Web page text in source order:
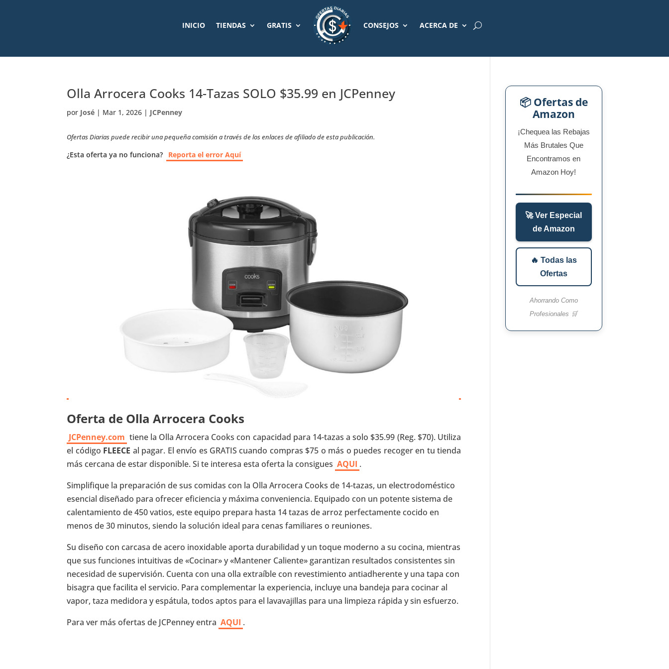
INICIO TIENDAS GRATIS CONSEJOS ACERCA DE
Olla Arrocera Cooks 14-Tazas SOLO $35.99 en JCPenney
por José | Mar 1, 2026 | JCPenney
Ofertas Diarias puede recibir una pequeña comisión a través de los enlaces de afiliado de esta publicación.
¿Esta oferta ya no funciona? Reporta el error Aquí
Oferta de Olla Arrocera Cooks
JCPenney.com tiene la Olla Arrocera Cooks con capacidad para 14-tazas a solo $35.99 (Reg. $70). Utiliza
el código FLEECE al pagar. El envío es GRATIS cuando compras $75 o más o puedes recoger en tu tienda
más cercana de estar disponible. Si te interesa esta oferta la consigues AQUI .
Simplifique la preparación de sus comidas con la Olla Arrocera Cooks de 14-tazas, un electrodoméstico
esencial diseñado para ofrecer eficiencia y máxima conveniencia. Equipado con un potente sistema de
calentamiento de 450 vatios, este equipo prepara hasta 14 tazas de arroz perfectamente cocido en
menos de 30 minutos, siendo la solución ideal para cenas familiares o reuniones.
Su diseño con carcasa de acero inoxidable aporta durabilidad y un toque moderno a su cocina, mientras
que sus funciones intuitivas de «Cocinar» y «Mantener Caliente» garantizan resultados consistentes sin
necesidad de supervisión. Cuenta con una olla extraíble con revestimiento antiadherente y una tapa con
bisagra que facilita el servicio. Para complementar la experiencia, incluye una bandeja para cocinar al
vapor, taza medidora y espátula, todos aptos para el lavavajillas para una limpieza rápida y sin esfuerzo.
Para ver más ofertas de JCPenney entra AQUI .
📦 Ofertas de
Amazon
¡Chequea las Rebajas
Más Brutales Que
Encontramos en
Amazon Hoy!
🚀 Ver Especial
de Amazon
🔥 Todas las
Ofertas
Ahorrando Como
Profesionales 🛒